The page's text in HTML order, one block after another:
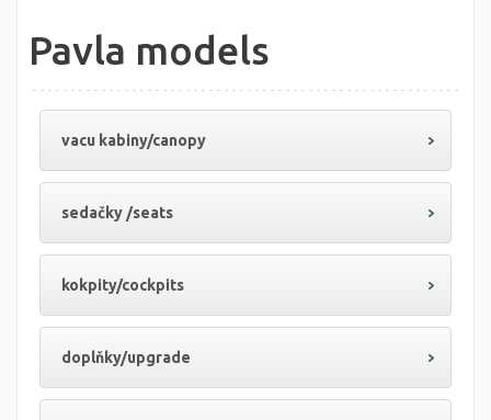
Pavla models
vacu kabiny/canopy
sedačky /seats
kokpity/cockpits
doplňky/upgrade